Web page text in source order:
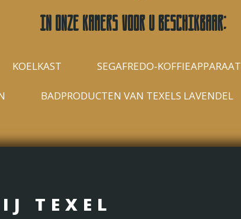
In onze kamers voor u beschikbaar:
KOELKAST SEGAFREDO-KOFFIEAPPARAAT
BADPRODUCTEN VAN TEXELS LAVENDEL
TEXEL